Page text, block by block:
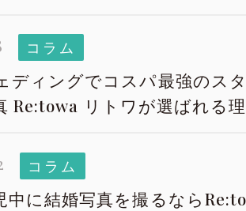
コラム
ディングでコスパ最強のス
Re:towa リトワが選ばれる
コラム
中に結婚写真を撮るなら